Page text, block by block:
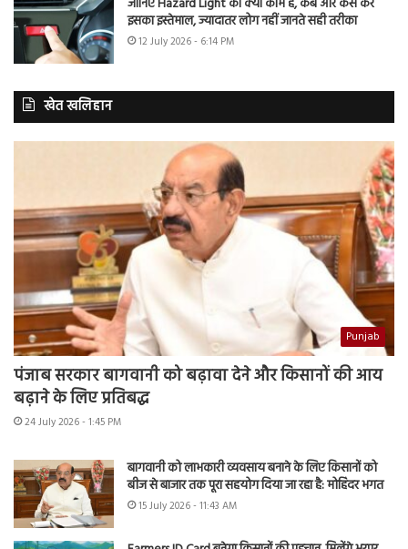
जानिए Hazard Light का क्या काम है, कब और कैसे करें
इसका इस्तेमाल, ज्यादातर लोग नहीं जानते सही तरीका
12 July 2026 - 6:14 PM
खेत खलिहान
Punjab
पंजाब सरकार बागवानी को बढ़ावा देने और किसानों की आय
बढ़ाने के लिए प्रतिबद्ध
24 July 2026 - 1:45 PM
बागवानी को लाभकारी व्यवसाय बनाने के लिए किसानों को
बीज से बाजार तक पूरा सहयोग दिया जा रहा है: मोहिंदर भगत
15 July 2026 - 11:43 AM